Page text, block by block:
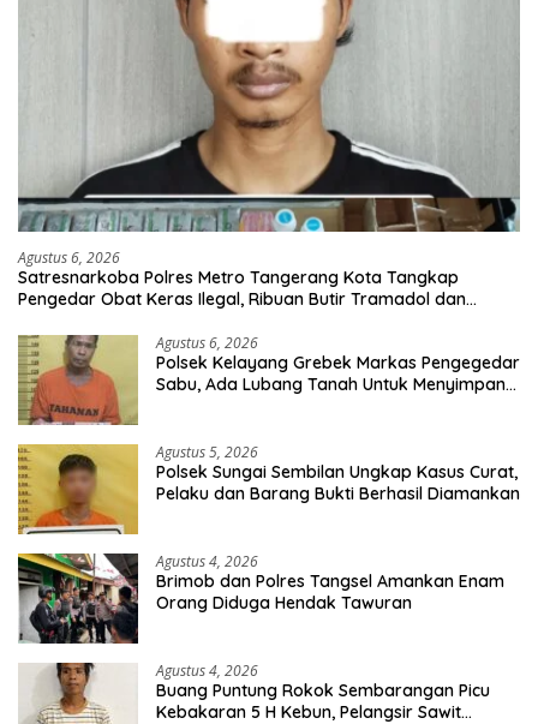
Agustus 6, 2026
Satresnarkoba Polres Metro Tangerang Kota Tangkap
Pengedar Obat Keras Ilegal, Ribuan Butir Tramadol dan
Agustus 6, 2026
Polsek Kelayang Grebek Markas Pengegedar
Sabu, Ada Lubang Tanah Untuk Menyimpan
Agustus 5, 2026
Polsek Sungai Sembilan Ungkap Kasus Curat,
Pelaku dan Barang Bukti Berhasil Diamankan
Agustus 4, 2026
Brimob dan Polres Tangsel Amankan Enam
Orang Diduga Hendak Tawuran
Agustus 4, 2026
Buang Puntung Rokok Sembarangan Picu
Kebakaran 5 H Kebun, Pelangsir Sawit